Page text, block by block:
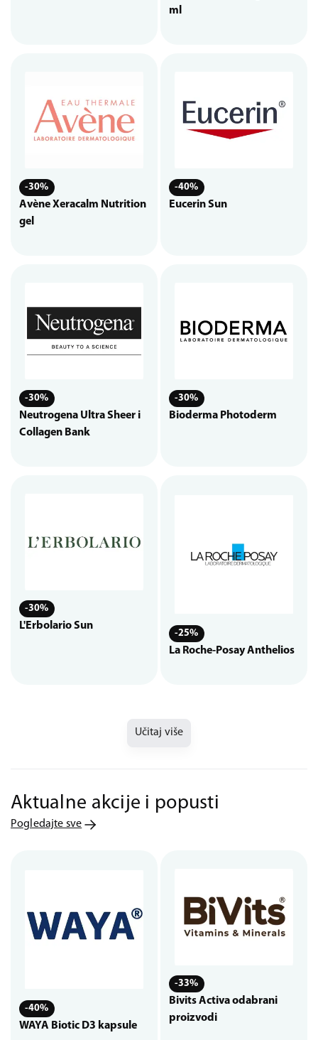
ml
-30%
Avène Xeracalm Nutrition
gel
-40%
Eucerin Sun
-30%
Neutrogena Ultra Sheer i
Collagen Bank
-30%
Bioderma Photoderm
-30%
L'Erbolario Sun
-25%
La Roche-Posay Anthelios
Učitaj više
Aktualne akcije i popusti
Pogledajte sve
-40%
WAYA Biotic D3 kapsule
-33%
Bivits Activa odabrani
proizvodi